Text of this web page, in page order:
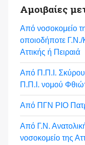
Αμοιβαίες
Από νοσοκομείο
οποιοδήποτε Γ.Ν./
Αττικής ή Πειραιά
Από Π.Π.Ι.
Π.Π.Ι. νομού
Από ΠΓΝ ΡΙΟ
Από Γ.Ν.
νοσοκομείο της